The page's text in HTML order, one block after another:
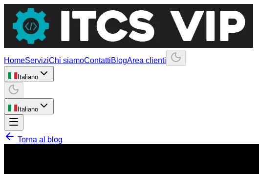
HomeServiziChi siamoContattiBlogArea clienti
Italiano
Italiano
Torna al blog